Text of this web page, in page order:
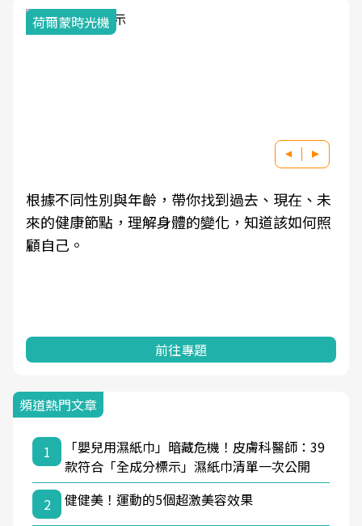
荷爾蒙時光機
根據不同性別與年齡，帶你找到過去、現在、未
來的健康節點，理解身體的變化，知道該如何照
顧自己。
前往專題
頻道熱門文章
1
「嬰兒用濕紙巾」暗藏危機！皮膚科醫師：39
款符合「全成分標示」濕紙巾清單一次公開
2
健健美！運動的5個超激美容效果